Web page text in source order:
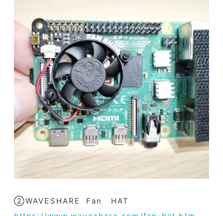
②WAVESHARE Fan HAT